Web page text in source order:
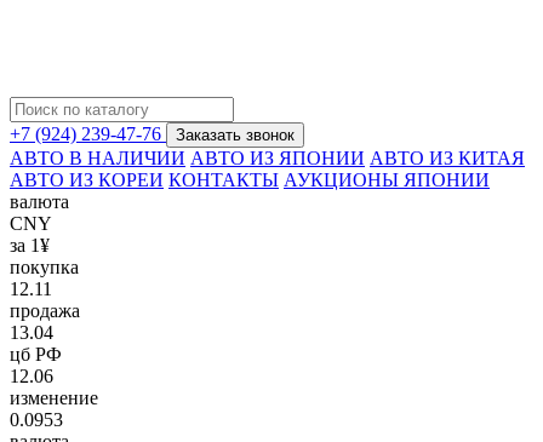
+7 (924) 239-47-76 Заказать звонок
АВТО В НАЛИЧИИ АВТО ИЗ ЯПОНИИ АВТО ИЗ КИТАЯ
АВТО ИЗ КОРЕИ КОНТАКТЫ АУКЦИОНЫ ЯПОНИИ
валюта
CNY
за 1¥
покупка
12.11
продажа
13.04
цб РФ
12.06
изменение
0.0953